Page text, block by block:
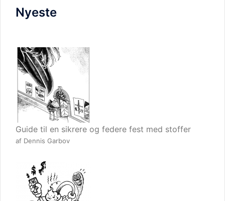
Nyeste
Guide til en sikrere og federe fest med stoffer
af Dennis Garbov